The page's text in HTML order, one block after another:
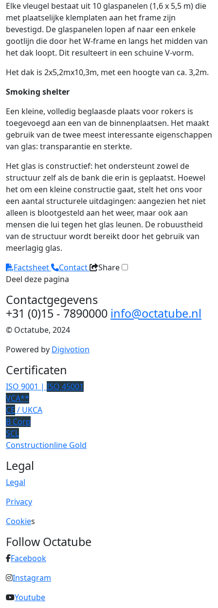
Elke vleugel bestaat uit 10 glaspanelen (1,6 x 5,5 m) die
met plaatselijke klemplaten aan het frame zijn
bevestigd. De glaspanelen lopen af naar een enkele
gootlijn die door het W-frame en langs het midden van
het dak loopt. Dit resulteert in een schuine V-vorm.
Het dak is 2x5,2mx10,3m, met een hoogte van ca. 3,2m.
Smoking shelter
Een kleine, volledig beglaasde plaats voor rokers is
toegevoegd aan een van de binnenplaatsen. Het maakt
gebruik van de twee meest interessante eigenschappen
van glas: transparantie en sterkte.
Het glas is constructief: het ondersteunt zowel de
structuur zelf als de bank die erin is geplaatst. Hoewel
het om een kleine constructie gaat, stelt het ons voor
een aantal structurele uitdagingen: aangezien het niet
alleen is blootgesteld aan het weer, maar ook aan
mensen die lui tegen het glas leunen. De robuustheid
van de structuur wordt bereikt door het gebruik van
meerlagig glas.
Factsheet
Contact
Share
Deel deze pagina
Contactgegevens
+31 (0)15 - 7890000 info@octatube.nl
© Octatube, 2024
Powered by Digivotion
Certificaten
ISO 9001 | ISO 45001
VCA**
CE / UKCA
B Corp
SCL
Constructionline Gold
Legal
Legal
Privacy
Cookies
Follow Octatube
Facebook
Instagram
Youtube